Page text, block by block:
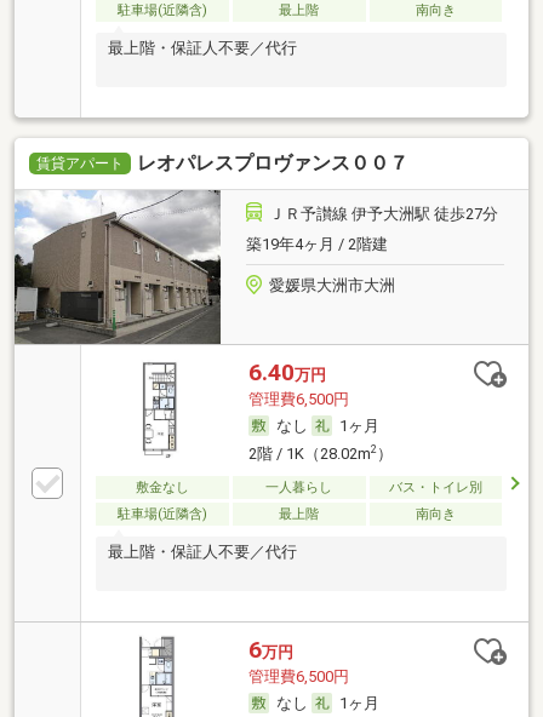
駐車場(近隣含)
最上階 南向き
最上階・保証人不要／代行
賃貸アパート レオパレスプロヴァンス００７
ＪＲ予讃線 伊予大洲駅 徒歩27分
築19年4ヶ月 / 2階建
愛媛県大洲市大洲
6.40万円
管理費6,500円
なし
1ヶ月
2階 / 1K（28.02m2）
敷金なし 一人暮らし
バス・トイレ別
駐車場(近隣含)
最上階 南向き
最上階・保証人不要／代行
6万円
管理費6,500円
なし
1ヶ月